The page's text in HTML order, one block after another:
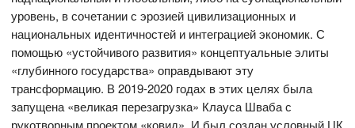
уровень, в сочетании с эрозией цивилизационных и
национальных идентичностей и интеграцией экономик. С
помощью «устойчивого развития» концептуальные элиты
«глубинного государства» оправдывают эту
трансформацию. В 2019-2020 годах в этих целях была
запущена «великая перезагрузка» Клауса Шваба с
рукотворным проектом «ковид». И был создан условный ЦК